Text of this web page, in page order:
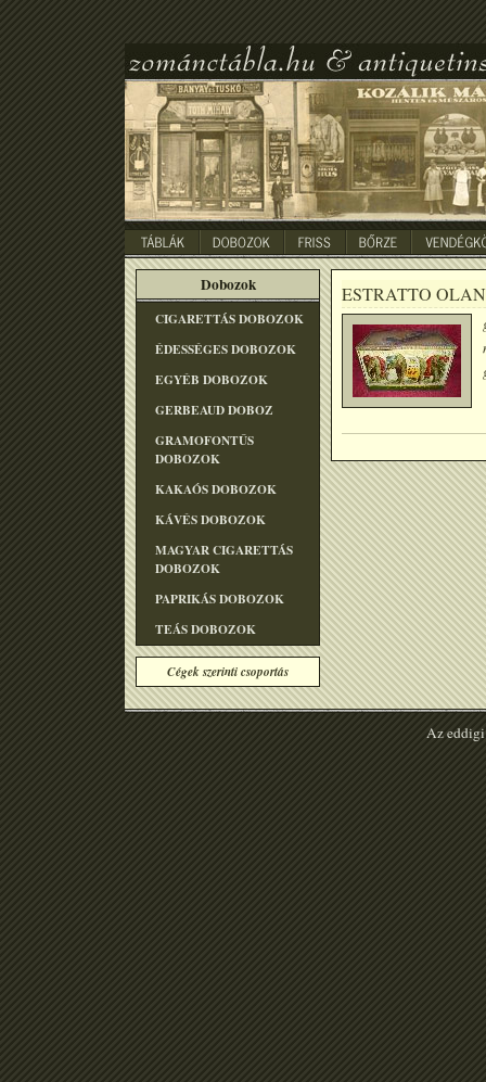
Dobozok
CIGARETTÁS DOBOZOK
ÉDESSÉGES DOBOZOK
EGYÉB DOBOZOK
GERBEAUD DOBOZ
GRAMOFONTÛS
DOBOZOK
KAKAÓS DOBOZOK
KÁVÉS DOBOZOK
MAGYAR CIGARETTÁS
DOBOZOK
PAPRIKÁS DOBOZOK
TEÁS DOBOZOK
Cégek szerinti csoportás
ESTRATTO
Az